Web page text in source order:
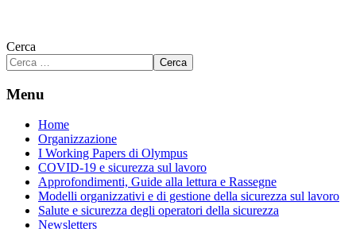
Cerca
Cerca
Menu
Home
Organizzazione
I Working Papers di Olympus
COVID-19 e sicurezza sul lavoro
Approfondimenti, Guide alla lettura e Rassegne
Modelli organizzativi e di gestione della sicurezza sul lavoro
Salute e sicurezza degli operatori della sicurezza
Newsletters